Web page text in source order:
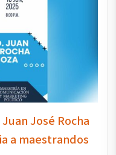
José Rocha
a maestrandos